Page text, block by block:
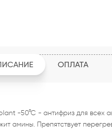
ОПЛАТА
-50°C - антифриз для всех
амины. Препятствует